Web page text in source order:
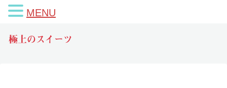
極上のスイーツ
MENU